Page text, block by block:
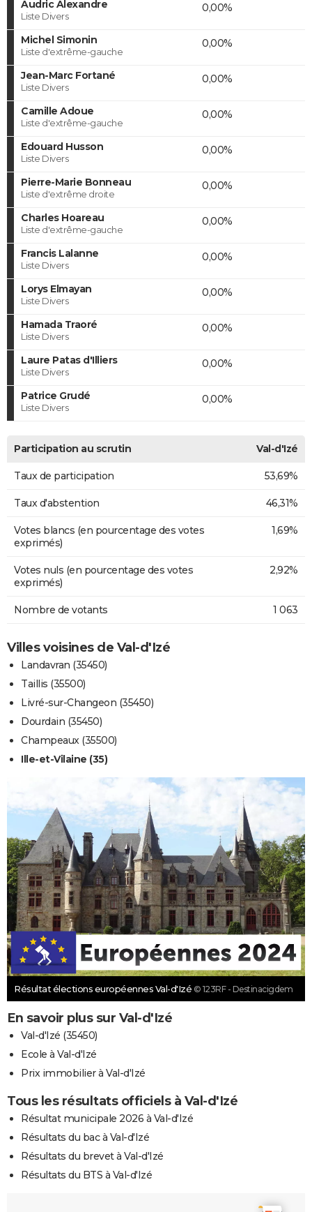
Audric Alexandre
Liste Divers
0,00%
Michel Simonin
Liste d'extrême-gauche
0,00%
Jean-Marc Fortané
Liste Divers
0,00%
Camille Adoue
Liste d'extrême-gauche
0,00%
Edouard Husson
Liste Divers
0,00%
Pierre-Marie Bonneau
Liste d'extrême droite
0,00%
Charles Hoareau
Liste d'extrême-gauche
0,00%
Francis Lalanne
Liste Divers
0,00%
Lorys Elmayan
Liste Divers
0,00%
Hamada Traoré
Liste Divers
0,00%
Laure Patas d'Illiers
Liste Divers
0,00%
Patrice Grudé
Liste Divers
0,00%
Participation au scrutin Val-d'Izé
Taux de participation 53,69%
Taux d'abstention 46,31%
Votes blancs (en pourcentage des votes
exprimés)
1,69%
Votes nuls (en pourcentage des votes
exprimés)
2,92%
Nombre de votants 1 063
Villes voisines de Val-d'Izé
Landavran (35450)
Taillis (35500)
Livré-sur-Changeon (35450)
Dourdain (35450)
Champeaux (35500)
Ille-et-Vilaine (35)
Résultat élections européennes Val-d'Izé © 123RF - Destinacigdem
En savoir plus sur Val-d'Izé
Val-d'Izé (35450)
Ecole à Val-d'Izé
Prix immobilier à Val-d'Izé
Tous les résultats officiels à Val-d'Izé
Résultat municipale 2026 à Val-d'Izé
Résultats du bac à Val-d'Izé
Résultats du brevet à Val-d'Izé
Résultats du BTS à Val-d'Izé